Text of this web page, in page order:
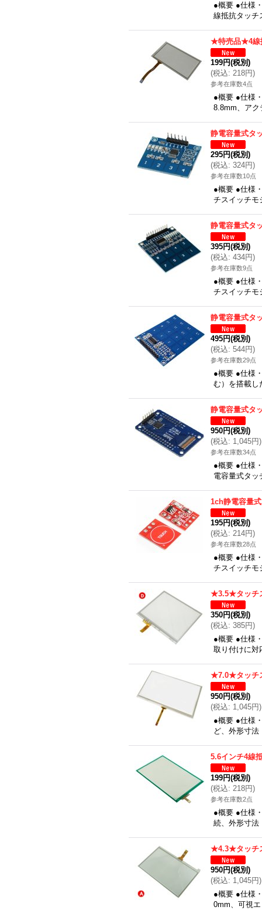
●概要 ●仕様
線抵抗タッチ
★特売品★4線
199円(税別)
(税込: 218円)
参考在庫数4点
●概要 ●仕様
8.8mm、ア
静電容量式タ
295円(税別)
(税込: 324円)
参考在庫数10点
●概要 ●仕様
チスイッチ
静電容量式タ
395円(税別)
(税込: 434円)
参考在庫数9点
●概要 ●仕様
チスイッチ
静電容量式タ
495円(税別)
(税込: 544円)
参考在庫数29点
●概要 ●仕様
む）を搭載し
静電容量式タ
950円(税別)
(税込: 1,045円)
参考在庫数34点
●概要 ●仕様
電容量式タ
1ch静電容量
195円(税別)
(税込: 214円)
参考在庫数28点
●概要 ●仕様
チスイッチモ
★3.5★タッチ
350円(税別)
(税込: 385円)
●概要 ●仕様
取り付けに
★7.0★タッチ
950円(税別)
(税込: 1,045円)
●概要 ●仕様
ど、外形寸
5.6インチ4線
199円(税別)
(税込: 218円)
参考在庫数2点
●概要 ●仕様
続、外形寸法
★4.3★タッチ
950円(税別)
(税込: 1,045円)
●概要 ●仕様
0mm、可視